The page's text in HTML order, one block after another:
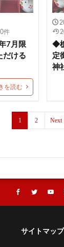
子安稲荷神社
阿邪訶根神社
岩淵八雲
成就
祈願 グッズ
蒲生神社 エジソ
岡田宮
千光寺ロープウェイ
0件
7月限
だける
を読む
◆
定
神
1 2 Next
サイトマップ